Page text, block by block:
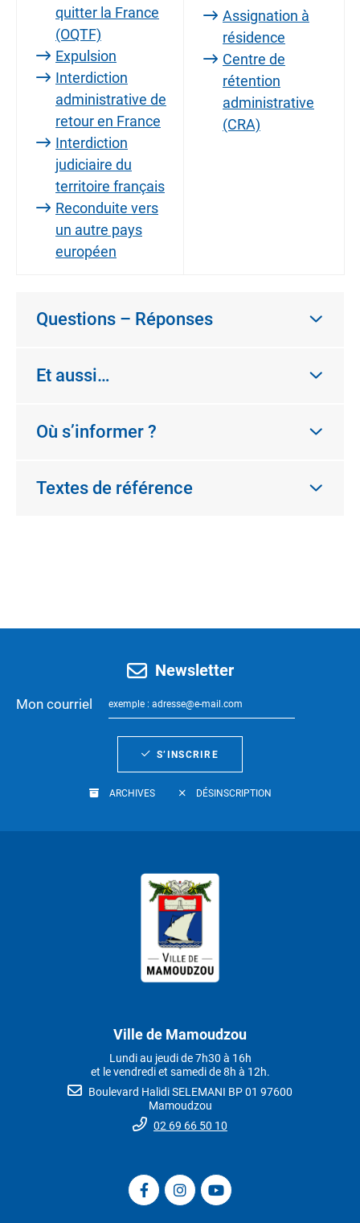
quitter la France
(OQTF)
Expulsion
Interdiction
administrative de
retour en France
Interdiction
judiciaire du
territoire français
Reconduite vers
un autre pays
européen
Assignation à
résidence
Centre de
rétention
administrative
(CRA)
Questions – Réponses
Et aussi…
Où s’informer ?
Textes de référence
Newsletter
Mon courriel
S’INSCRIRE
ARCHIVES DÉSINSCRIPTION
Ville de Mamoudzou
Lundi au jeudi de 7h30 à 16h
et le vendredi et samedi de 8h à 12h.
Boulevard Halidi SELEMANI BP 01 97600
Mamoudzou
02 69 66 50 10